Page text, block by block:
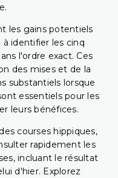
les gains potentiels
à identifier les cinq
l'ordre exact. Ces
des mises et de la
substantiels lorsque
essentiels pour les
leurs bénéfices.
courses hippiques,
rapidement les
incluant le résultat
d'hier. Explorez